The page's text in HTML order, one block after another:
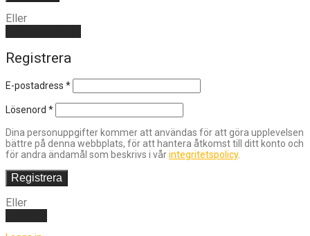
Eller
Registrera
E-postadress *
Lösenord *
Dina personuppgifter kommer att användas för att göra upplevelsen
bättre på denna webbplats, för att hantera åtkomst till ditt konto och
för andra ändamål som beskrivs i vårintegritetspolicy.
Registrera
Eller